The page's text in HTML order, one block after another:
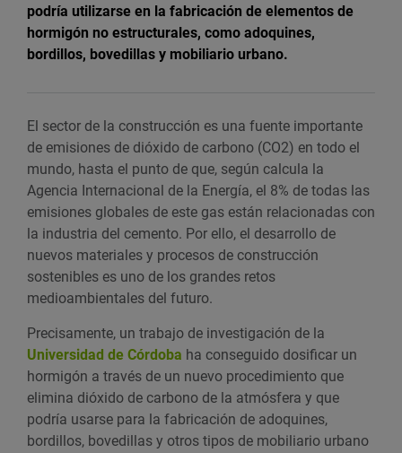
podría utilizarse en la fabricación de elementos de
hormigón no estructurales, como adoquines,
bordillos, bovedillas y mobiliario urbano.
El sector de la construcción es una fuente importante
de emisiones de dióxido de carbono (CO2) en todo el
mundo, hasta el punto de que, según calcula la
Agencia Internacional de la Energía, el 8% de todas las
emisiones globales de este gas están relacionadas con
la industria del cemento. Por ello, el desarrollo de
nuevos materiales y procesos de construcción
sostenibles es uno de los grandes retos
medioambientales del futuro.
Precisamente, un trabajo de investigación de la
Universidad de Córdoba ha conseguido dosificar un
hormigón a través de un nuevo procedimiento que
elimina dióxido de carbono de la atmósfera y que
podría usarse para la fabricación de adoquines,
bordillos, bovedillas y otros tipos de mobiliario urbano